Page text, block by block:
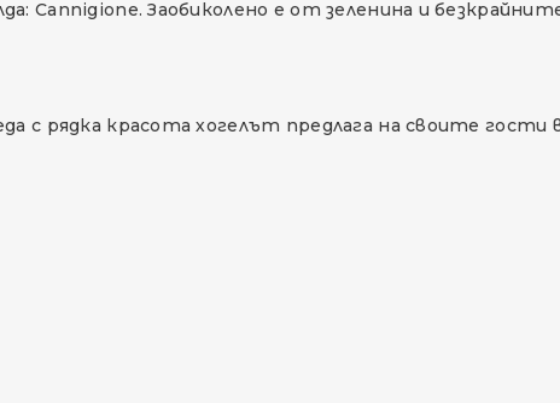
Cannigione. Заобиколено е от зеленина и
с рядка красота хогелът предлага на своите